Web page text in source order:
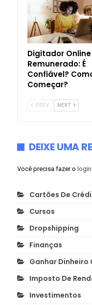
Digitador Online
Remunerado: É
Confiável?
Começar?
PREV NEXT
DEIXE UMA
Você precisa fazer o login
Cartões De
Cursos
Dropshipping
Finanças
Ganhar Dinheiro
Imposto De
Investimentos